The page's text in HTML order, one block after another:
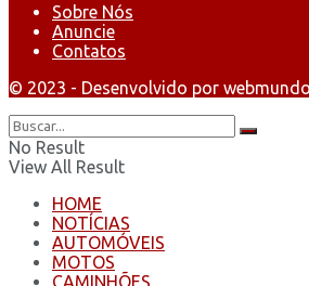
Sobre Nós
Anuncie
Contatos
© 2023 - Desenvolvido por
No Result
View All Result
HOME
NOTÍCIAS
AUTOMÓVEIS
MOTOS
CAMINHÕES